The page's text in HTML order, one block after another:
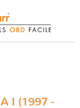
I (1997 -